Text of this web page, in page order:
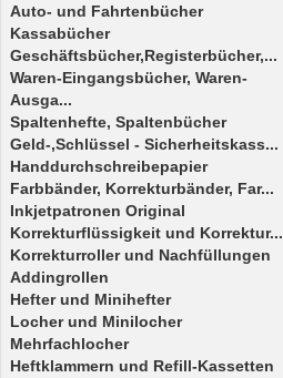
Auto- und Fahrtenbücher
Kassabücher
Geschäftsbücher,Registerbücher,...
Waren-Eingangsbücher, Waren-
Ausga...
Spaltenhefte, Spaltenbücher
Geld-,Schlüssel - Sicherheitskass...
Handdurchschreibepapier
Farbbänder, Korrekturbänder, Far...
Inkjetpatronen Original
Korrekturflüssigkeit und Korrektur...
Korrekturroller und Nachfüllungen
Addingrollen
Hefter und Minihefter
Locher und Minilocher
Mehrfachlocher
Heftklammern und Refill-Kassetten